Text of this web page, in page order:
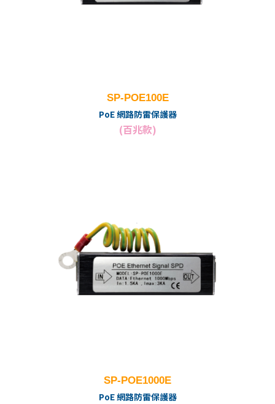
SP-POE100E
PoE 網路防雷保護器
(百兆款)
SP-POE1000E
PoE 網路防雷保護器